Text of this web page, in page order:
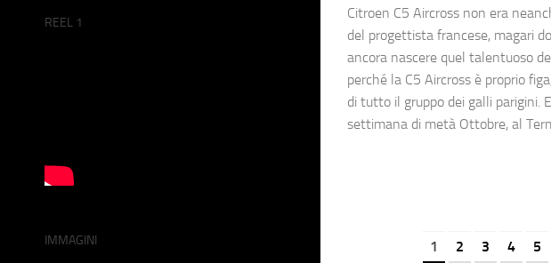
Citroen C5 Aircross non era
del progettista francese, magari
ancora nascere quel talentuoso
perché la C5 Aircross è proprio
di tutto il gruppo dei galli parigini.
settimana di metà Ottobre, al
1 2 3 4 5
REEL 1
IMMAGINI